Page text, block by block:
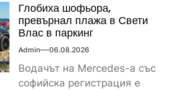
Глобиха шофьора,
превърнал плажа в Свети
Влас в паркинг
Admin 06.08.2026
Водачът на Mercedes-а със
софийска регистрация е